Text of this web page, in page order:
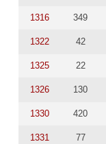
1316 349
1322 42
1325 22
1326 130
1330 420
1331 77